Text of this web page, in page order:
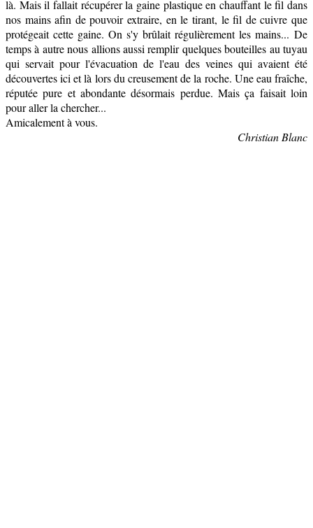
là. Mais il fallait récupérer la gaine plastique en chauffant le fil dans
nos mains afin de pouvoir extraire, en le tirant, le fil de cuivre que
protégeait cette gaine. On s'y brûlait régulièrement les mains... De
temps à autre nous allions aussi remplir quelques bouteilles au tuyau
qui servait pour l'évacuation de l'eau des veines qui avaient été
découvertes ici et là lors du creusement de la roche. Une eau fraîche,
réputée pure et abondante désormais perdue. Mais ça faisait loin
pour aller la chercher...
Amicalement à vous.
Christian Blanc